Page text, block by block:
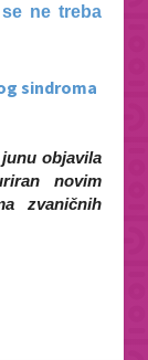
ne treba
sindroma
objavila
novim
zvaničnih